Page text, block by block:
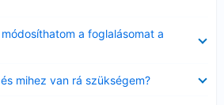
a foglalásomat a
mihez van rá szükségem?